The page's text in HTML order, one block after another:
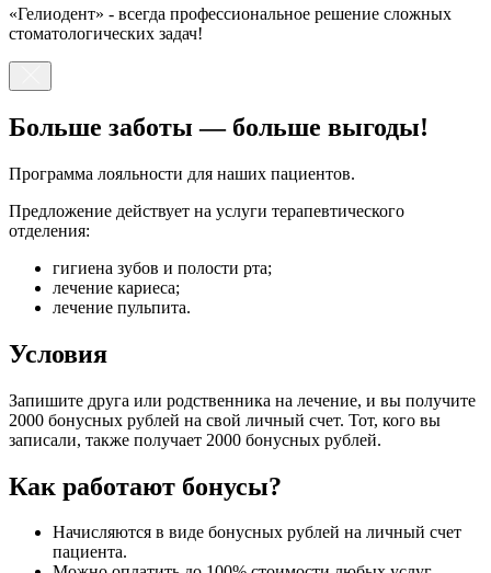
«Гелиодент» - всегда профессиональное решение сложных
стоматологических задач!
Больше заботы — больше выгоды!
Программа лояльности для наших пациентов.
Предложение действует на услуги терапевтического
отделения:
гигиена зубов и полости рта;
лечение кариеса;
лечение пульпита.
Условия
Запишите друга или родственника на лечение, и вы получите
2000 бонусных рублей на свой личный счет. Тот, кого вы
записали, также получает 2000 бонусных рублей.
Как работают бонусы?
Начисляются в виде бонусных рублей на личный счет
пациента.